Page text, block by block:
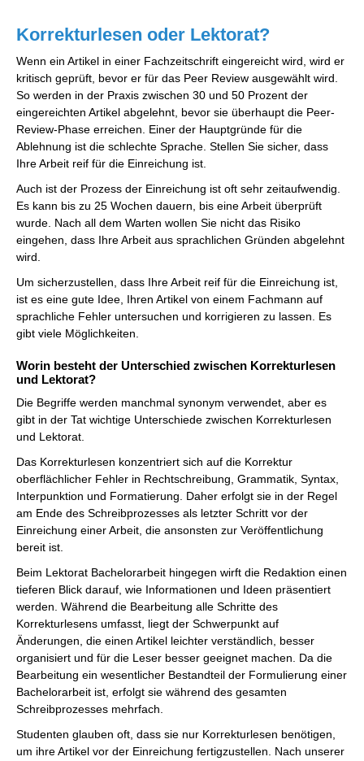
Korrekturlesen oder Lektorat?
Wenn ein Artikel in einer Fachzeitschrift eingereicht wird, wird er
kritisch geprüft, bevor er für das Peer Review ausgewählt wird.
So werden in der Praxis zwischen 30 und 50 Prozent der
eingereichten Artikel abgelehnt, bevor sie überhaupt die Peer-
Review-Phase erreichen. Einer der Hauptgründe für die
Ablehnung ist die schlechte Sprache. Stellen Sie sicher, dass
Ihre Arbeit reif für die Einreichung ist.
Auch ist der Prozess der Einreichung ist oft sehr zeitaufwendig.
Es kann bis zu 25 Wochen dauern, bis eine Arbeit überprüft
wurde. Nach all dem Warten wollen Sie nicht das Risiko
eingehen, dass Ihre Arbeit aus sprachlichen Gründen abgelehnt
wird.
Um sicherzustellen, dass Ihre Arbeit reif für die Einreichung ist,
ist es eine gute Idee, Ihren Artikel von einem Fachmann auf
sprachliche Fehler untersuchen und korrigieren zu lassen. Es
gibt viele Möglichkeiten.
Worin besteht der Unterschied zwischen Korrekturlesen
und Lektorat?
Die Begriffe werden manchmal synonym verwendet, aber es
gibt in der Tat wichtige Unterschiede zwischen Korrekturlesen
und Lektorat.
Das Korrekturlesen konzentriert sich auf die Korrektur
oberflächlicher Fehler in Rechtschreibung, Grammatik, Syntax,
Interpunktion und Formatierung. Daher erfolgt sie in der Regel
am Ende des Schreibprozesses als letzter Schritt vor der
Einreichung einer Arbeit, die ansonsten zur Veröffentlichung
bereit ist.
Beim Lektorat Bachelorarbeit hingegen wirft die Redaktion einen
tieferen Blick darauf, wie Informationen und Ideen präsentiert
werden. Während die Bearbeitung alle Schritte des
Korrekturlesens umfasst, liegt der Schwerpunkt auf
Änderungen, die einen Artikel leichter verständlich, besser
organisiert und für die Leser besser geeignet machen. Da die
Bearbeitung ein wesentlicher Bestandteil der Formulierung einer
Bachelorarbeit ist, erfolgt sie während des gesamten
Schreibprozesses mehrfach.
Studenten glauben oft, dass sie nur Korrekturlesen benötigen,
um ihre Artikel vor der Einreichung fertigzustellen. Nach unserer